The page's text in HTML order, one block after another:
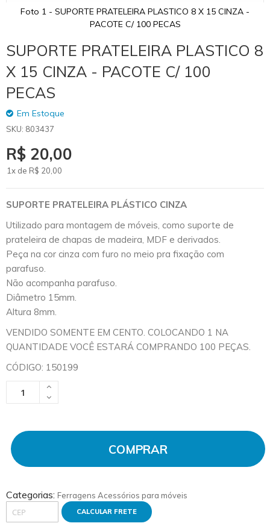
SUPORTE PRATELEIRA PLASTICO 8
X 15 CINZA - PACOTE C/ 100
PECAS
Em Estoque
SKU 803437
R$ 20,00
1x de R$ 20 ,00
SUPORTE PRATELEIRA PLÁSTICO CINZA
Utilizado para montagem de móveis, como suporte de
prateleira de chapas de madeira, MDF e derivados.
Peça na cor cinza com furo no meio pra fixação com
parafuso.
Não acompanha parafuso.
Diâmetro 15mm.
Altura 8mm.
VENDIDO SOMENTE EM CENTO. COLOCANDO 1 NA
QUANTIDADE VOCÊ ESTARÁ COMPRANDO 100 PEÇAS.
CÓDIGO: 150199
COMPRAR
Categorias: Ferragens Acessórios para móveis
CALCULAR FRETE
Foto 1 - SUPORTE PRATELEIRA PLASTICO 8 X 15 CINZA -
PACOTE C/ 100 PECAS
Skip
to
the
beginning
of
the
images